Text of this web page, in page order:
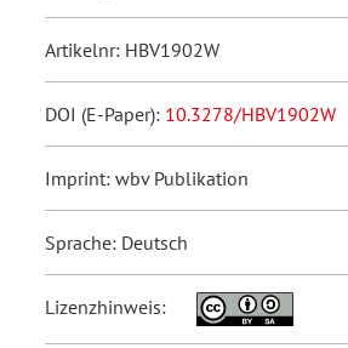
Artikelnr: HBV1902W
DOI (E-Paper): 10.3278/HBV1902W
Imprint: wbv Publikation
Sprache: Deutsch
Lizenzhinweis: